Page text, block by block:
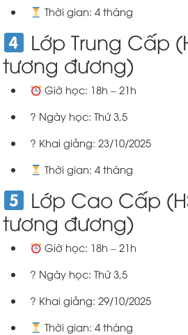
Thời gian: 4 tháng
Lớp Trung Cấp
tương đương)
Giờ học: 18h – 21h
? Ngày học: Thứ 3,5
? Khai giảng: 23/10/2025
Thời gian: 4 tháng
Lớp Cao Cấp
tương đương)
Giờ học: 18h – 21h
? Ngày học: Thứ 3,5
? Khai giảng: 29/10/2025
Thời gian: 4 tháng